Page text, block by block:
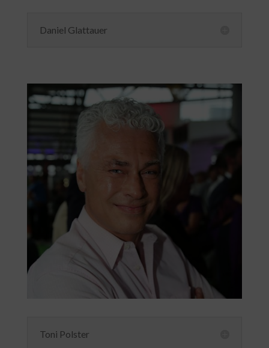
Daniel Glattauer
Toni Polster